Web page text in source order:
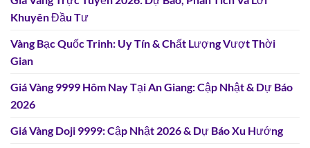
Khuyên Đầu Tư
Vàng Bạc Quốc Trinh: Uy Tín & Chất Lượng Vượt Thời
Gian
Giá Vàng 9999 Hôm Nay Tại An Giang: Cập Nhật & Dự Báo
2026
Giá Vàng Doji 9999: Cập Nhật 2026 & Dự Báo Xu Hướng